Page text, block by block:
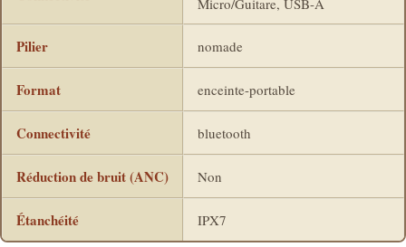
Pilier nomade
Format enceinte-portable
Connectivité bluetooth
Réduction de bruit (ANC) Non
Étanchéité IPX7